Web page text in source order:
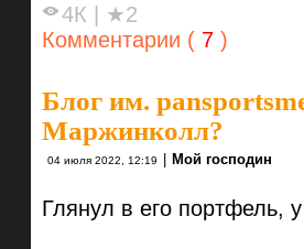
4К | ★2
Комментарии ( 7 )
Блог им.
Маржинколл?
04 июля 2022, 12:19 | Мой господин
Глянул в его портфель,